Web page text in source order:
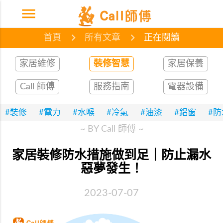
menu 首頁 網誌 文章
首頁 所有文章 正在閱讀
家居維修 裝修智慧 家居保養
Call 師傅 服務指南 電器設備
#裝修 #電力 #水喉 #冷氣 #油漆 #鋁窗 #防
~ BY Call 師傅 ~
家居裝修防水措施做到足｜防止漏水
惡夢發生！
2023-07-07